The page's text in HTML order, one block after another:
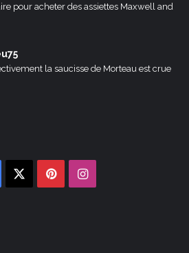
pour acheter des assiettes Maxwell and
la saucisse de Morteau est crue
Facebook PinterestInstagram